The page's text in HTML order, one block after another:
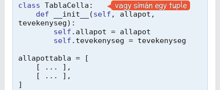
class TablaCella: vagy simán egy tuple
def __init__(self , allapot,
tevekenyseg):
self .allapot = allapot
self .tevekenyseg = tevekenyseg
allapottabla = [
[ ... ],
[ ... ],
]